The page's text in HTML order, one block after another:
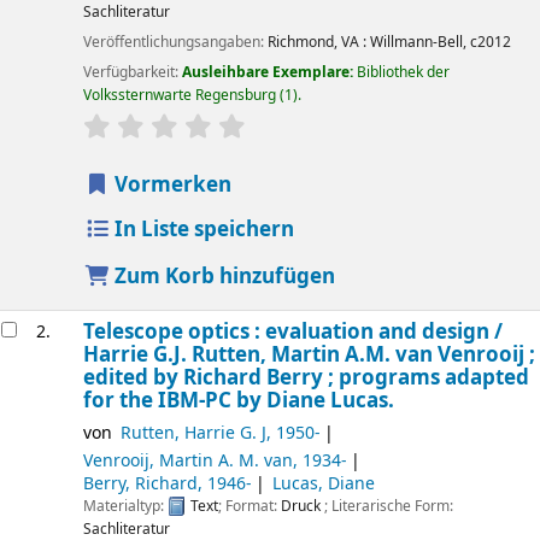
Sachliteratur
Veröffentlichungsangaben: Richmond, VA :Willmann-Bell,c2012
Verfügbarkeit:Ausleihbare Exemplare: Bibliothek der
Volkssternwarte Regensburg(1).
Sternchenbewertung
Vormerken
In Liste speichern
Zum Korb hinzufügen
2. Telescope optics : evaluation and design /
Harrie G.J. Rutten, Martin A.M. van Venrooij ;
edited by Richard Berry ; programs adapted
for the IBM-PC by Diane Lucas.
von Rutten, Harrie G. J, 1950-
Venrooij, Martin A. M. van, 1934-
Berry, Richard, 1946- Lucas, Diane
Materialtyp: Text; Format: Druck ; Literarische Form:
Sachliteratur